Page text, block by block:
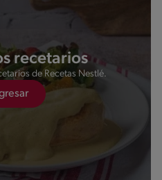
recetarios
de Recetas Nestlé.